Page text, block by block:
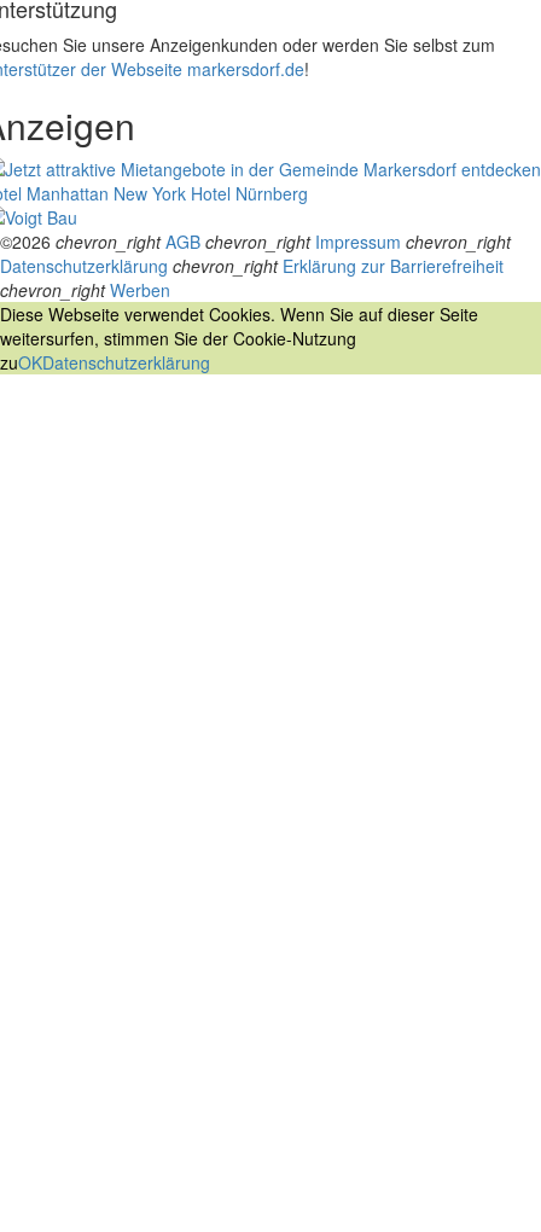
Sie unsere Anzeigenkunden oder werden Sie selbst zum
der Webseite markersdorf.de!
Manhattan New York Hotel Nürnberg
©2026 chevron_right AGB chevron_right Impressum chevron_right
Datenschutzerklärung chevron_right Erklärung zur Barrierefreiheit
chevron_right Werben
Diese Webseite verwendet Cookies. Wenn Sie auf dieser Seite
weitersurfen, stimmen Sie der Cookie-Nutzung
zuOKDatenschutzerklärung